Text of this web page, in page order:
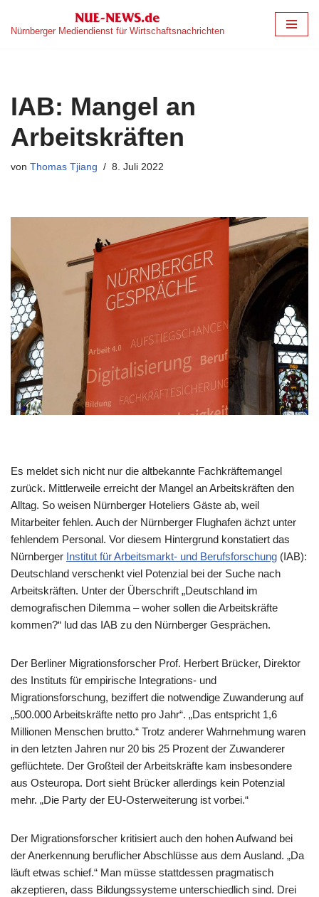
Zum
Nürnberger Mediendienst für Wirtschaftsnachrichten
IAB: Mangel an
Arbeitskräften
von Thomas Tjiang 8. Juli 2022
Es meldet sich nicht nur die altbekannte Fachkräftemangel
zurück. Mittlerweile erreicht der Mangel an Arbeitskräften den
Alltag. So weisen Nürnberger Hoteliers Gäste ab, weil
Mitarbeiter fehlen. Auch der Nürnberger Flughafen ächzt unter
fehlendem Personal. Vor diesem Hintergrund konstatiert das
Nürnberger Institut für Arbeitsmarkt- und Berufsforschung (IAB):
Deutschland verschenkt viel Potenzial bei der Suche nach
Arbeitskräften. Unter der Überschrift „Deutschland im
demografischen Dilemma – woher sollen die Arbeitskräfte
kommen?“ lud das IAB zu den Nürnberger Gesprächen.
Der Berliner Migrationsforscher Prof. Herbert Brücker, Direktor
des Instituts für empirische Integrations- und
Migrationsforschung, beziffert die notwendige Zuwanderung auf
„500.000 Arbeitskräfte netto pro Jahr“. „Das entspricht 1,6
Millionen Menschen brutto.“ Trotz anderer Wahrnehmung waren
in den letzten Jahren nur 20 bis 25 Prozent der Zuwanderer
geflüchtete. Der Großteil der Arbeitskräfte kam insbesondere
aus Osteuropa. Dort sieht Brücker allerdings kein Potenzial
mehr. „Die Party der EU-Osterweiterung ist vorbei.“
Der Migrationsforscher kritisiert auch den hohen Aufwand bei
der Anerkennung beruflicher Abschlüsse aus dem Ausland. „Da
läuft etwas schief.“ Man müsse stattdessen pragmatisch
akzeptieren, dass Bildungssysteme unterschiedlich sind. Drei